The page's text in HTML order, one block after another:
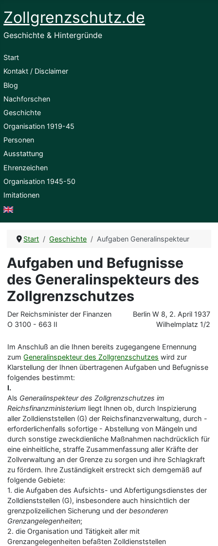
Zollgrenzschutz.de
Geschichte & Hintergründe
Start
Kontakt / Disclaimer
Blog
Nachforschen
Geschichte
Organisation 1919-45
Personen
Ausstattung
Ehrenzeichen
Organisation 1945-50
Imitationen
English
Start Geschichte Aufgaben Generalinspekteur
Aufgaben und Befugnisse
des Generalinspekteurs des
Zollgrenzschutzes
Der Reichsminister der Finanzen
O 3100 - 663 II
Berlin W 8, 2. April 1937
Wilhelmplatz 1/2
Im Anschluß an die Ihnen bereits zugegangene Ernennung
zumGeneralinspekteur des Zollgrenzschutzes wird zur
Klarstellung der Ihnen übertragenen Aufgaben und Befugnisse
folgendes bestimmt:
I.
Als Generalinspekteur des Zollgrenzschutzes im
Reichsfinanzministerium liegt Ihnen ob, durch Inspizierung
aller Zolldienststellen (G) der Reichsfinanzverwaltung, durch -
erforderlichenfalls sofortige - Abstellung von Mängeln und
durch sonstige zweckdienliche Maßnahmen nachdrücklich für
eine einheitliche, straffe Zusammenfassung aller Kräfte der
Zollverwaltung an der Grenze zu sorgen und ihre Schlagkraft
zu fördern. Ihre Zuständigkeit erstreckt sich demgemäß auf
folgende Gebiete:
1. die Aufgaben des Aufsichts- und Abfertigungsdienstes der
Zolldienststellen (G), insbesondere auch hinsichtlich der
grenzpolizeilichen Sicherung und derbesonderen
Grenzangelegenheiten;
2. die Organisation und Tätigkeit aller mit
Grenzangelegenheiten befaßten Zolldienststellen